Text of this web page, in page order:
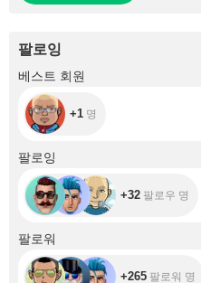
팔로잉
베스트 회원
+1
+1 명
팔로잉
+32 팔로우 명
팔로워
+265 팔로워 명